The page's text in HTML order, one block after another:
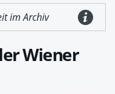
im Archiv
Wiener